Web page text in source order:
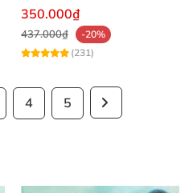
nghiệm bùng nổ
350.000₫
437.000₫
-20%
(231)
4 5